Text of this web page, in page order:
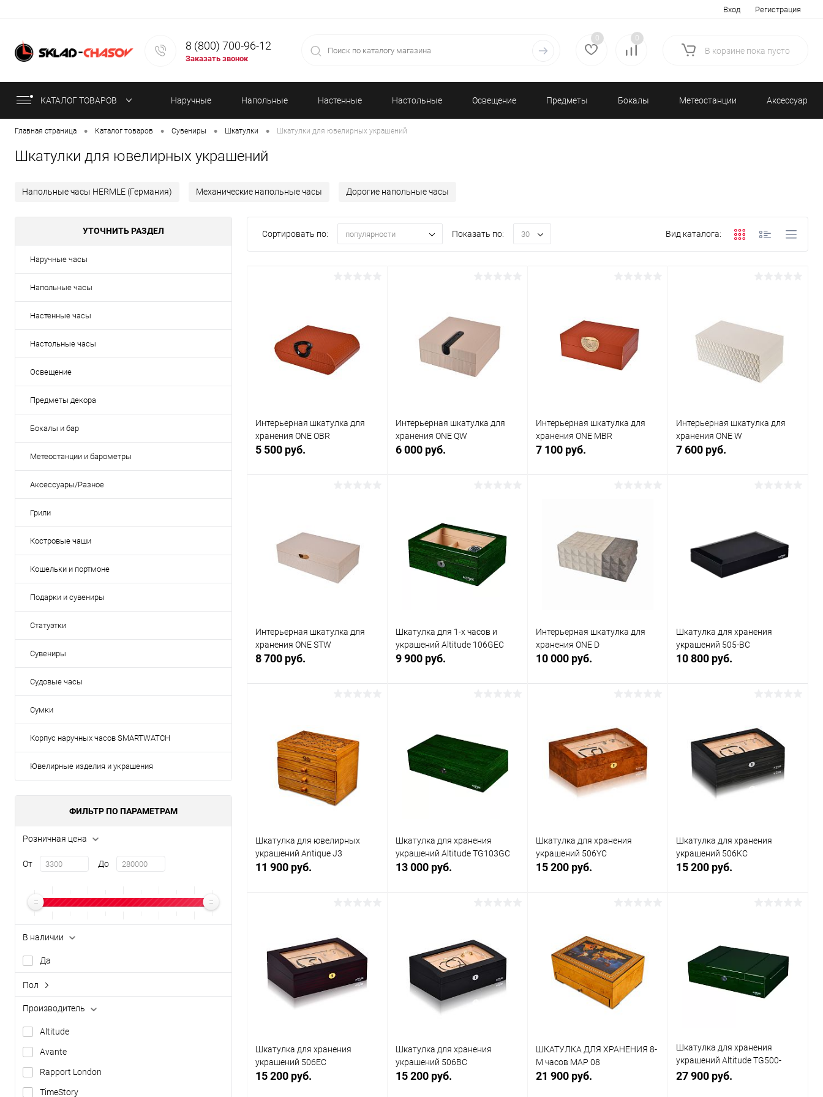
Вход Регистрация
8 (800) 700-96-12
Заказать звонок
0 0
В корзине пока пусто
КАТАЛОГ ТОВАРОВ Наручные
часы
Напольные
часы
Настенные Настольные Освещение Предметы Бокалы Метеостанции Аксессуары/
Главная страница • Каталог товаров • Сувениры • Шкатулки • Шкатулки для ювелирных украшений
Шкатулки для ювелирных украшений
Напольные часы HERMLE (Германия) Механические напольные часы Дорогие напольные часы
УТОЧНИТЬ РАЗДЕЛ
Наручные часы
Напольные часы
Настенные часы
Настольные часы
Освещение
Предметы декора
Бокалы и бар
Метеостанции и барометры
Аксессуары/Разное
Грили
Костровые чаши
Кошельки и портмоне
Подарки и сувениры
Статуэтки
Сувениры
Судовые часы
Сумки
Корпус наручных часов SMARTWATCH
Ювелирные изделия и украшения
ФИЛЬТР ПО ПАРАМЕТРАМ
Розничная цена
От До
В наличии
Да
Пол
мужской
Производитель
Altitude
Avante
Rapport London
TimeStory
Сортировать по: популярности Показать по: 30 Вид каталога:
Интерьерная шкатулка для
хранения ONE OBR
5 500 руб.
Купить в 1
В избранное В наличии
Интерьерная шкатулка для
хранения ONE QW
6 000 руб.
Купить в 1
клик
Сравнение
В избранное В наличии
Интерьерная шкатулка для
хранения ONE MBR
7 100 руб.
Купить в 1
В избранное В наличии
Интерьерная шкатулка для
хранения ONE W
7 600 руб.
Сравнение
В избранное В наличии
Интерьерная шкатулка для
хранения ONE STW
8 700 руб.
Купить в 1
Сравнение
В избранное В наличии
Шкатулка для 1-х часов и
украшений Altitude 106GEC
9 900 руб.
Купить в 1
клик
В избранное В наличии
Интерьерная шкатулка для
хранения ONE D
10 000 руб.
Купить в 1
клик
Сравнение
В избранное В наличии
Шкатулка для хранения
украшений 505-BC
10 800 руб.
Купить в 1
клик
Сравнение
В избранное В наличии
Шкатулка для ювелирных
украшений Antique J3
11 900 руб.
Купить в 1
клик
Сравнение
В избранное В наличии
Шкатулка для хранения
украшений Altitude TG103GC
13 000 руб.
Купить в 1
клик
Сравнение
В избранное В наличии
Шкатулка для хранения
украшений 506YC
15 200 руб.
Купить в 1
клик
Сравнение
В избранное В наличии
Шкатулка для хранения
украшений 506KC
15 200 руб.
Купить в 1
клик
В избранное В наличии
Шкатулка для хранения
украшений 506EC
15 200 руб.
Шкатулка для хранения
украшений 506BC
15 200 руб.
ШКАТУЛКА ДЛЯ ХРАНЕНИЯ 8-
М часов MAP 08
21 900 руб.
Шкатулка для хранения
украшений Altitude TG500-
2GRC
27 900 руб.